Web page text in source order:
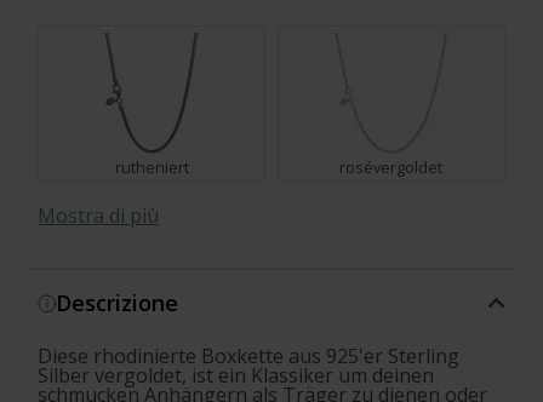
rutheniert rosévergoldet
Mostra di più
Descrizione
Diese rhodinierte Boxkette aus 925'er Sterling
Silber vergoldet, ist ein Klassiker um deinen
schmucken Anhängern als Träger zu dienen oder